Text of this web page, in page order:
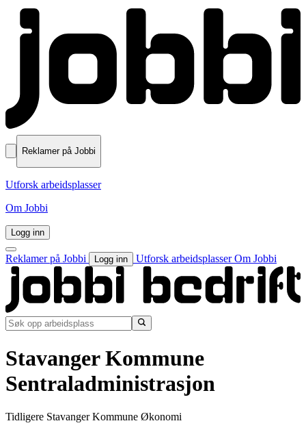
Reklamer på Jobbi
Utforsk arbeidsplasser
Om Jobbi
Logg inn
Reklamer på Jobbi Logg inn Utforsk arbeidsplasserOm Jobbi
Stavanger Kommune
Sentraladministrasjon
Tidligere Stavanger Kommune Økonomi